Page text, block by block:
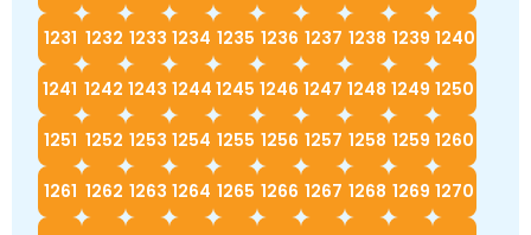
1231 1232 1233 1234 1235 1236 1237 1238 1239 1240
1241 1242 1243 1244 1245 1246 1247 1248 1249 1250
1251 1252 1253 1254 1255 1256 1257 1258 1259 1260
1261 1262 1263 1264 1265 1266 1267 1268 1269 1270